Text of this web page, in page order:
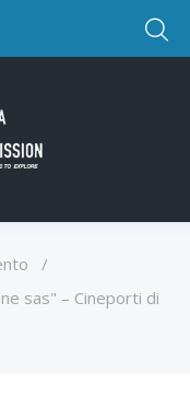
/
sas" – Cineporti di